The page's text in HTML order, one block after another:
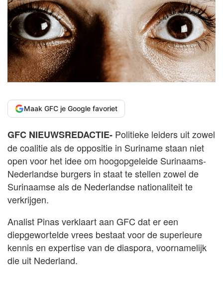
Maak GFC je Google favoriet
GFC NIEUWSREDACTIE- Politieke leiders uit zowel
de coalitie als de oppositie in Suriname staan niet
open voor het idee om hoogopgeleide Surinaams-
Nederlandse burgers in staat te stellen zowel de
Surinaamse als de Nederlandse nationaliteit te
verkrijgen.
Analist Pinas verklaart aan GFC dat er een
diepgewortelde vrees bestaat voor de superieure
kennis en expertise van de diaspora, voornamelijk
die uit Nederland.